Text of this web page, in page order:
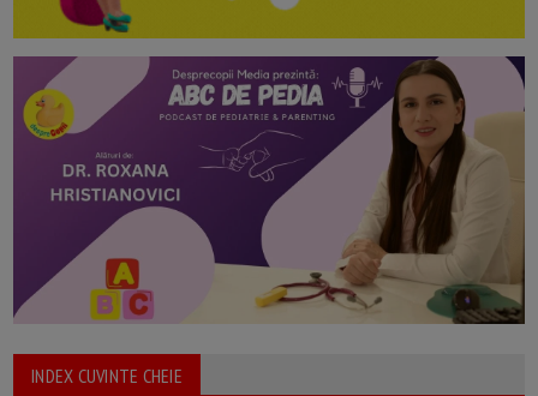
INDEX CUVINTE CHEIE